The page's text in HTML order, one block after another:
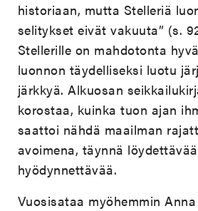
historiaan, mutta Stelleriä
selitykset eivät vakuuta” (s.
Stellerille on mahdotonta
luonnon täydelliseksi luotu
järkkyä. Alkuosan
korostaa, kuinka tuon ajan
saattoi nähdä maailman
avoimena, täynnä
hyödynnettävää.
Vuosisataa myöhemmin